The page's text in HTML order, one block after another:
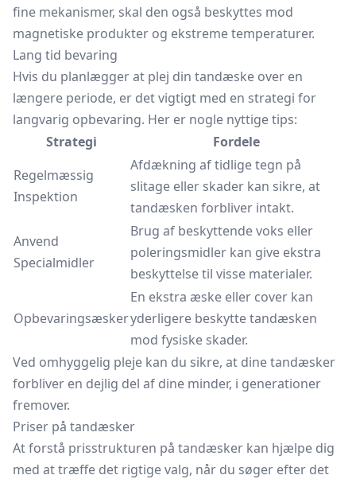
fine mekanismer, skal den også beskyttes mod
magnetiske produkter og ekstreme temperaturer.
Lang tid bevaring
Hvis du planlægger at plej din tandæske over en
længere periode, er det vigtigt med en strategi for
langvarig opbevaring. Her er nogle nyttige tips:
Strategi
Fordele
Regelmæssig
Inspektion
Afdækning af tidlige tegn på
slitage eller skader kan sikre, at
tandæsken forbliver intakt.
Anvend
Specialmidler
Brug af beskyttende voks eller
poleringsmidler kan give ekstra
beskyttelse til visse materialer.
Opbevaringsæsker
En ekstra æske eller cover kan
yderligere beskytte tandæsken
mod fysiske skader.
Ved omhyggelig pleje kan du sikre, at dine tandæsker
forbliver en dejlig del af dine minder, i generationer
fremover.
Priser på tandæsker
At forstå prisstrukturen på tandæsker kan hjælpe dig
med at træffe det rigtige valg, når du søger efter det